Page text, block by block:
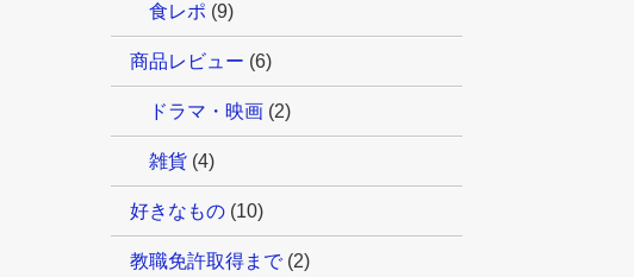
食レポ (9)
商品レビュー (6)
ドラマ・映画 (2)
雑貨 (4)
好きなもの (10)
教職免許取得まで(2)